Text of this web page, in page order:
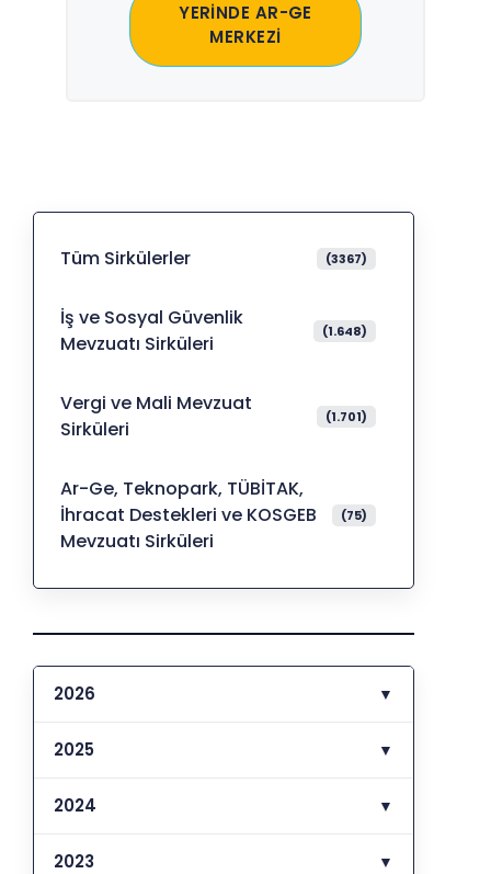
YERİNDE AR-GE
MERKEZİ
Tüm Sirkülerler (3367)
İş ve Sosyal Güvenlik
Mevzuatı Sirküleri
(1.648)
Vergi ve Mali Mevzuat
Sirküleri
(1.701)
Ar-Ge, Teknopark, TÜBİTAK,
İhracat Destekleri ve KOSGEB
Mevzuatı Sirküleri
(75)
2026 ▼
2025 ▼
2024 ▼
2023 ▼